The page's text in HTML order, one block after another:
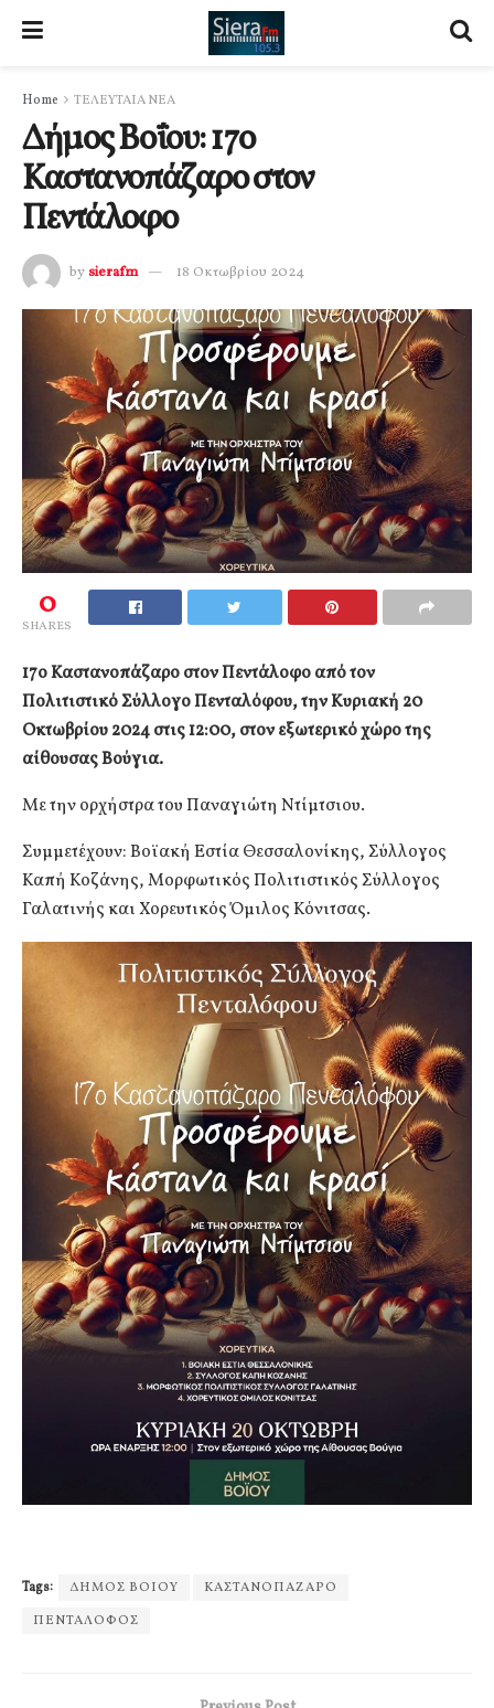
Home ΤΕΛΕΥΤΑΙΑ ΝΕΑ
Δήμος Βοΐου: 17ο
Καστανοπάζαρο στον
Πεντάλοφο
by sierafm 18 Οκτωβρίου 2024
0
SHARES
17ο Καστανοπάζαρο στον Πεντάλοφο από τον
Πολιτιστικό Σύλλογο Πενταλόφου, την Κυριακή 20
Οκτωβρίου 2024 στις 12:00, στον εξωτερικό χώρο της
αίθουσας Βούγια.
Με την ορχήστρα του Παναγιώτη Ντίμτσιου.
Συμμετέχουν: Βοϊακή Εστία Θεσσαλονίκης, Σύλλογος
Καπή Κοζάνης, Μορφωτικός Πολιτιστικός Σύλλογος
Γαλατινής και Χορευτικός Όμιλος Κόνιτσας.
Tags: ΔΗΜΟΣ ΒΟΙΟΥ
ΚΑΣΤΑΝΟΠΑΖΑΡΟ
ΠΕΝΤΑΛΟΦΟΣ